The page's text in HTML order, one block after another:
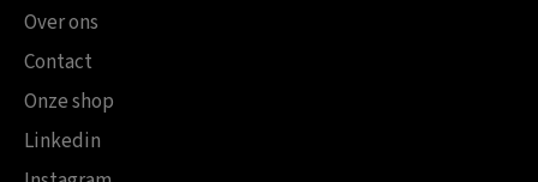
Over ons
Contact
Onze shop
Linkedin